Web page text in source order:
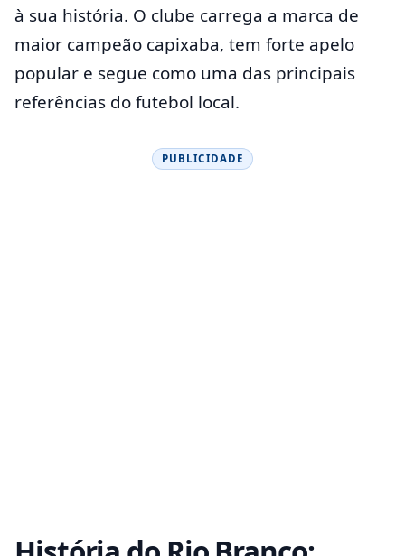
à sua história. O clube carrega a marca de
maior campeão capixaba, tem forte apelo
popular e segue como uma das principais
referências do futebol local.
PUBLICIDADE